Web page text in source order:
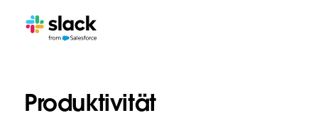
Produktivität